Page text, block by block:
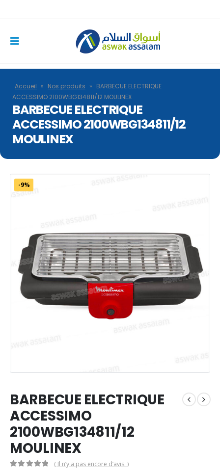
Accueil » Nos produits » BARBECUE ELECTRIQUE
ACCESSIMO 2100WBG134811/12 MOULINEX
BARBECUE ELECTRIQUE
ACCESSIMO 2100WBG134811/12
MOULINEX
-9%
BARBECUE ELECTRIQUE
ACCESSIMO
2100WBG134811/12
MOULINEX
( Il n’y a pas encore d’avis. )